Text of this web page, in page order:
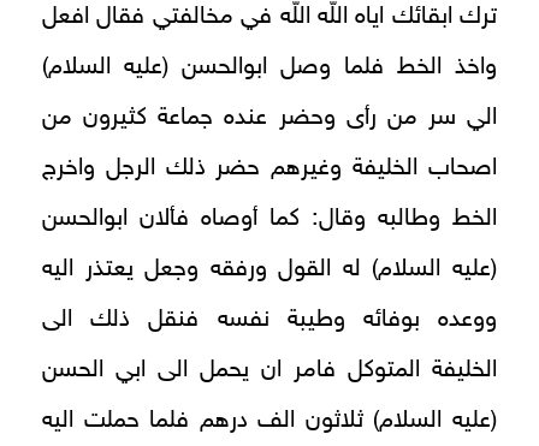
ترك ابقائك اياه اللّه اللّه في مخالفتي فقال افعل
واخذ الخط فلما وصل ابوالحسن (عليه السلام)
الي سر من رأى وحضر عنده جماعة كثيرون من
اصحاب الخليفة وغيرهم حضر ذلك الرجل واخرج
الخط وطالبه وقال: كما أوصاه فألان ابوالحسن
(عليه السلام) له القول ورفقه وجعل يعتذر اليه
ووعده بوفائه وطيبة نفسه فنقل ذلك الى
الخليفة المتوكل فامر ان يحمل الى ابي الحسن
(عليه السلام) ثلاثون الف درهم فلما حملت اليه